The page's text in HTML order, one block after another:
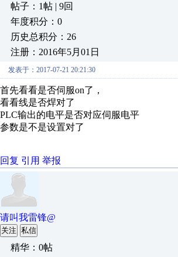
帖子：1帖 | 9回
年度积分：0
历史总积分：26
注册：2016年5月01日
发表于：2017-07-21 20:21:30
首先看看是否伺服on了，
看看线是否焊对了
PLC输出的电平是否对应伺服电平
参数是不是设置对了
回复 引用 举报
请叫我雷锋@
关注 私信
精华：0帖